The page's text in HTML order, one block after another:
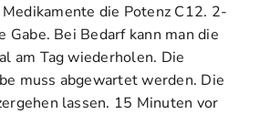
die Potenz C12. 2-
Gabe. Bei Bedarf kann man die
am Tag wiederholen. Die
muss abgewartet werden. Die
lassen. 15 Minuten vor